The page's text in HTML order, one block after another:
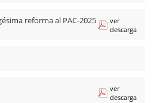
reforma al PAC-2025
ver
descarga
ver
descarga